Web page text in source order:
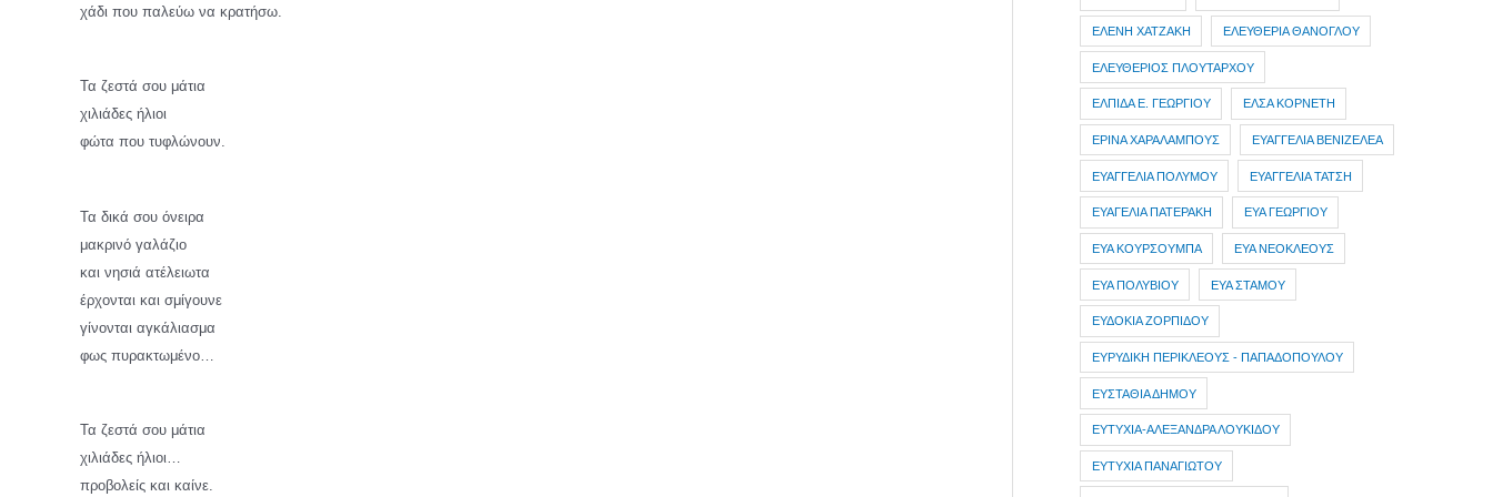
χάδι που παλεύω να κρατήσω.
Τα ζεστά σου μάτια
χιλιάδες ήλιοι
φώτα που τυφλώνουν.
Τα δικά σου όνειρα
μακρινό γαλάζιο
και νησιά ατέλειωτα
έρχονται και σμίγουνε
γίνονται αγκάλιασμα
φως πυρακτωμένο…
Τα ζεστά σου μάτια
χιλιάδες ήλιοι…
προβολείς και καίνε.
ΕΛΕΝΗ ΧΑΤΖΑΚΗ ΕΛΕΥΘΕΡΙΑ ΘΑΝΟΓΛΟΥ
ΕΛΕΥΘΕΡΙΟΣ ΠΛΟΥΤΑΡΧΟΥ
ΕΛΠΙΔΑ Ε. ΓΕΩΡΓΙΟΥ ΕΛΣΑ ΚΟΡΝΕΤΗ
ΕΡΙΝΑ ΧΑΡΑΛΑΜΠΟΥΣ ΕΥΑΓΓΕΛΙΑ ΒΕΝΙΖΕΛΕΑ
ΕΥΑΓΓΕΛΙΑ ΠΟΛΥΜΟΥ ΕΥΑΓΓΕΛΙΑ ΤΑΤΣΗ
ΕΥΑΓΕΛΙΑ ΠΑΤΕΡΑΚΗ ΕΥΑ ΓΕΩΡΓΙΟΥ
ΕΥΑ ΚΟΥΡΣΟΥΜΠΑ ΕΥΑ ΝΕΟΚΛΕΟΥΣ
ΕΥΑ ΠΟΛΥΒΙΟΥ ΕΥΑ ΣΤΑΜΟΥ
ΕΥΔΟΚΙΑ ΖΟΡΠΙΔΟΥ
ΕΥΡΥΔΙΚΗ ΠΕΡΙΚΛΕΟΥΣ - ΠΑΠΑΔΟΠΟΥΛΟΥ
ΕΥΣΤΑΘΙΑ ΔΗΜΟΥ
ΕΥΤΥΧΙΑ-ΑΛΕΞΑΝΔΡΑ ΛΟΥΚΙΔΟΥ
ΕΥΤΥΧΙΑ ΠΑΝΑΓΙΩΤΟΥ